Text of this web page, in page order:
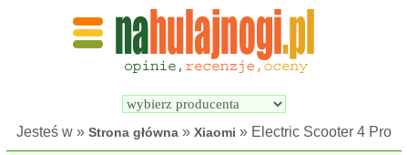
Wyszukiwarka
elektrycznych
Jesteś w » Strona główna » Xiaomi » Electric Scooter 4 Pro